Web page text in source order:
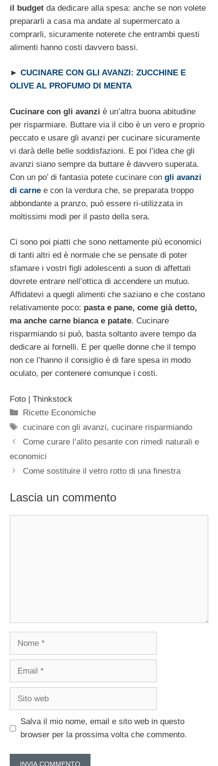
il budget da dedicare alla spesa: anche se non volete
prepararli a casa ma andate al supermercato a
comprarli, sicuramente noterete che entrambi questi
alimenti hanno costi davvero bassi.
► CUCINARE CON GLI AVANZI: ZUCCHINE E
OLIVE AL PROFUMO DI MENTA
Cucinare con gli avanzi è un’altra buona abitudine
per risparmiare. Buttare via il cibo è un vero e proprio
peccato e usare gli avanzi per cucinare sicuramente
vi darà delle belle soddisfazioni. E poi l’idea che gli
avanzi siano sempre da buttare è davvero superata.
Con un po’ di fantasia potete cucinare con gli avanzi
di carne e con la verdura che, se preparata troppo
abbondante a pranzo, può essere ri-utilizzata in
moltissimi modi per il pasto della sera.
Ci sono poi piatti che sono nettamente più economici
di tanti altri ed è normale che se pensate di poter
sfamare i vostri figli adolescenti a suon di affettati
dovrete entrare nell’ottica di accendere un mutuo.
Affidatevi a quegli alimenti che saziano e che costano
relativamente poco: pasta e pane, come già detto,
ma anche carne bianca e patate. Cucinare
risparmiando si può, basta soltanto avere tempo da
dedicare ai fornelli. E per quelle donne che il tempo
non ce l’hanno il consiglio è di fare spesa in modo
oculato, per contenere comunque i costi.
Foto | Thinkstock
Categorie
Ricette Economiche
Tag
cucinare con gli avanzi,cucinare risparmiando
Come curare l’alito pesante con rimedi naturali e
economici
Come sostituire il vetro rotto di una finestra
Lascia un commento
Nome
Email
Sito
Salva il mio nome, email e sito web in questo
browser per la prossima volta che commento.